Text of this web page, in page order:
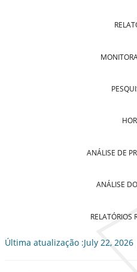
ANÁLISE DE
ANÁLISE
RELATÓRIOS
Última atualização :July 22,